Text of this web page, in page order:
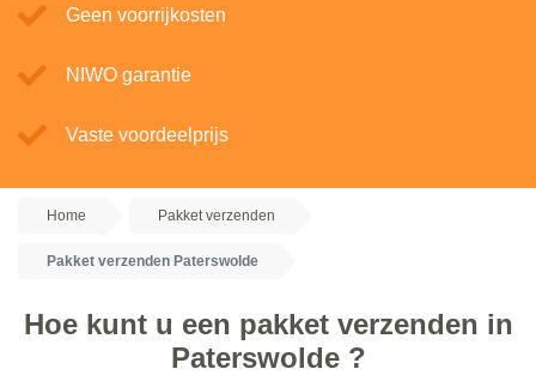
Geen voorrijkosten
NIWO garantie
Vaste voordeelprijs
Home Pakket verzenden
Pakket verzenden Paterswolde
Hoe kunt u een pakket verzenden in
Paterswolde ?